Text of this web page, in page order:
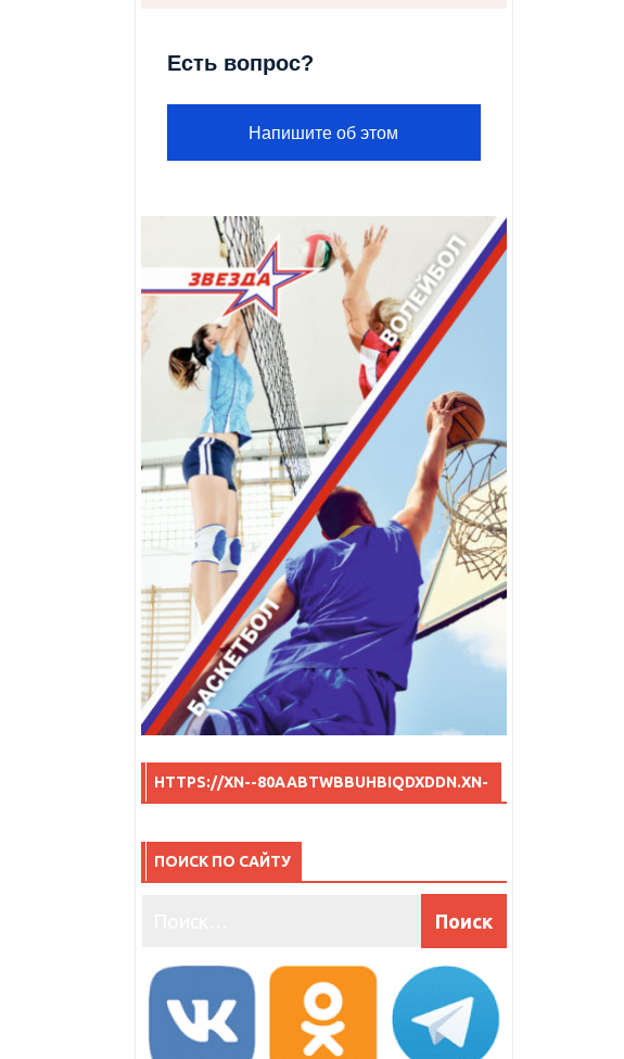
Есть вопрос?
Напишите об этом
HTTPS://XN--80AABTWBBUHBIQDXDDN.XN-
ПОИСК ПО САЙТУ